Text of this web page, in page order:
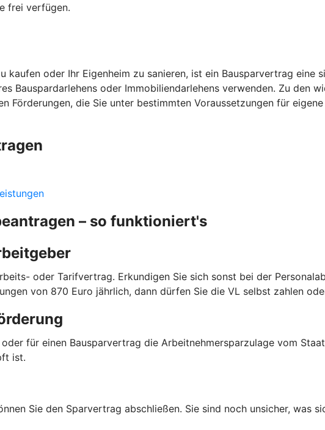
frei verfügen.
kaufen oder Ihr Eigenheim zu sanieren, ist ein Bausparvertrag eine
Bauspardarlehens oder Immobiliendarlehens verwenden. Zu den
Förderungen, die Sie unter bestimmten Voraussetzungen für
– so funktioniert's
oder Tarifvertrag. Erkundigen Sie sich sonst bei der
von 870 Euro jährlich, dann dürfen Sie die VL selbst zahlen
für einen Bausparvertrag die Arbeitnehmersparzulage vom
ist.
Sie den Sparvertrag abschließen. Sie sind noch unsicher, was